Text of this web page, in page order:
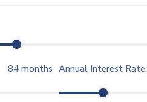
84 months Annual Interest Rate: